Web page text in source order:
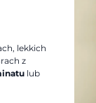
lekkich
z
lub